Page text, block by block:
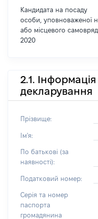
Кандидата на посаду
особи, уповноваженої
або місцевого
2020
2.1.
декларування
Прізвище:
Ім'я:
По батькові (за
наявності):
Податковий номер:
Серія та номер
паспорта
громадянина